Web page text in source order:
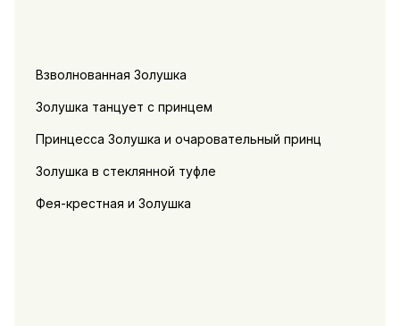
Взволнованная Золушка
Золушка танцует с принцем
Принцесса Золушка и очаровательный принц
Золушка в стеклянной туфле
Фея-крестная и Золушка